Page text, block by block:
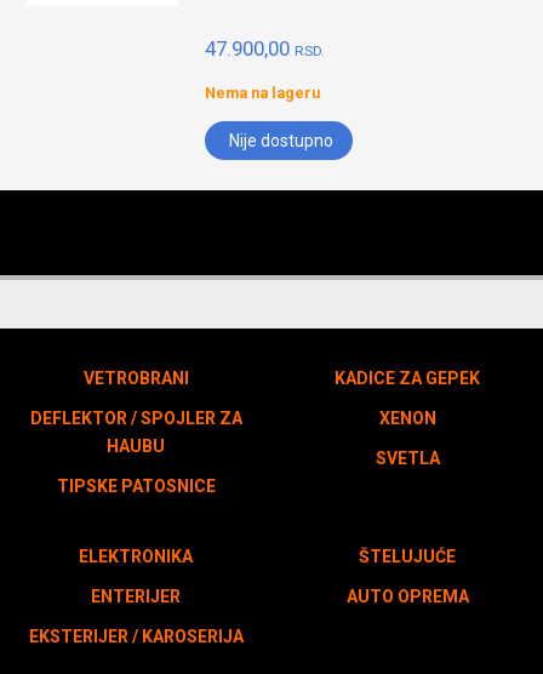
47.900,00 RSD.
Nema na lageru
Nije dostupno
VETROBRANI
DEFLEKTOR / SPOJLER ZA
HAUBU
TIPSKE PATOSNICE
KADICE ZA GEPEK
XENON
SVETLA
ELEKTRONIKA
ENTERIJER
EKSTERIJER / KAROSERIJA
ŠTELUJUĆE
AUTO OPREMA